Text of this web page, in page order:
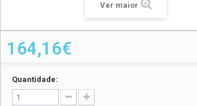
Ver maior
164,16€
Quantidade: